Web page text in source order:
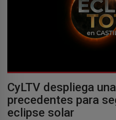
CyLTV despliega
precedentes para
eclipse solar